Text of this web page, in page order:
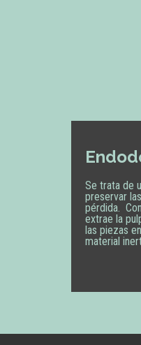
Se trata de
preservar
pérdida.
extrae la
las piezas
material